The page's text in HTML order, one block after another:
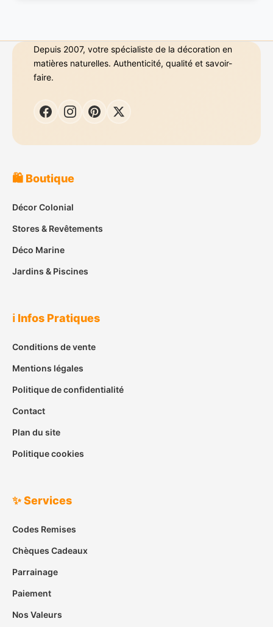
Depuis 2007, votre spécialiste de la décoration en
matières naturelles. Authenticité, qualité et savoir-
faire.
🛍️ Boutique
Décor Colonial
Stores & Revêtements
Déco Marine
Jardins & Piscines
ℹ️ Infos Pratiques
Conditions de vente
Mentions légales
Politique de confidentialité
Contact
Plan du site
Politique cookies
✨ Services
Codes Remises
Chèques Cadeaux
Parrainage
Paiement
Nos Valeurs